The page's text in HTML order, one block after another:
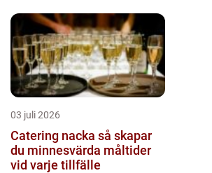
03 juli 2026
Catering nacka så skapar
du minnesvärda måltider
vid varje tillfälle